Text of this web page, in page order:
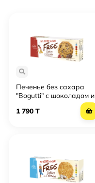
Печенье без сахара
"Bogutti" с шоколадом и
1 790 T